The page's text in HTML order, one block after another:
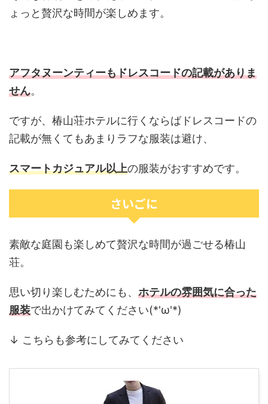
ょっと贅沢な時間が楽しめます。
アフタヌーンティーもドレスコードの記載がありま
せん。
ですが、椿山荘ホテルに行くならばドレスコードの
記載が無くてもあまりラフな服装は避け、
スマートカジュアル以上の服装がおすすめです。
さいごに
素敵な庭園も楽しめて贅沢な時間が過ごせる椿山
荘。
思い切り楽しむためにも、 ホテルの雰囲気に合った
服装で出かけてみてください(*'ω'*)
↓ こちらも参考にしてみてください